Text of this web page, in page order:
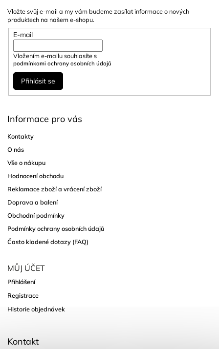
Vložte svůj e-mail a my vám budeme zasílat informace o nových
produktech na našem e-shopu.
E-mail
Vložením e-mailu souhlasíte s
podmínkami ochrany osobních údajů
Přihlásit se
Informace pro vás
Kontakty
O nás
Vše o nákupu
Hodnocení obchodu
Reklamace zboží a vrácení zboží
Doprava a balení
Obchodní podmínky
Podmínky ochrany osobních údajů
Často kladené dotazy (FAQ)
MŮJ ÚČET
Přihlášení
Registrace
Historie objednávek
Kontakt